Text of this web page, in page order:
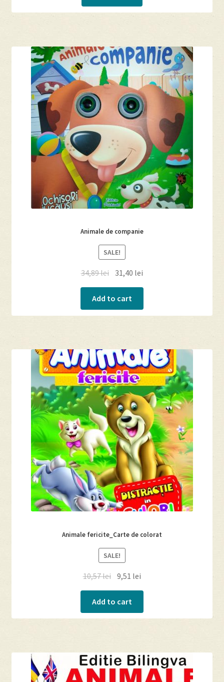
Animale de companie
SALE!
34,89lei 31,40 lei
Add to cart
Animale fericite_Carte de colorat
SALE!
10,57lei 9,51 lei
Add to cart